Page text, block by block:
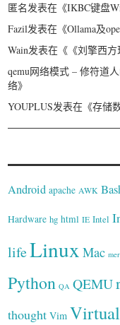
匿名发表在《IKBC键盘
Fazil发表在《Ollama及
Wain发表在《 《刘擎西
qemu网络模式 – 修符道
络》
YOUPLUS发表在《存储
Android apache AWK
Hardware hg html IE Intel
lifeLinux Mac
Python QA QEMU
thought Vim